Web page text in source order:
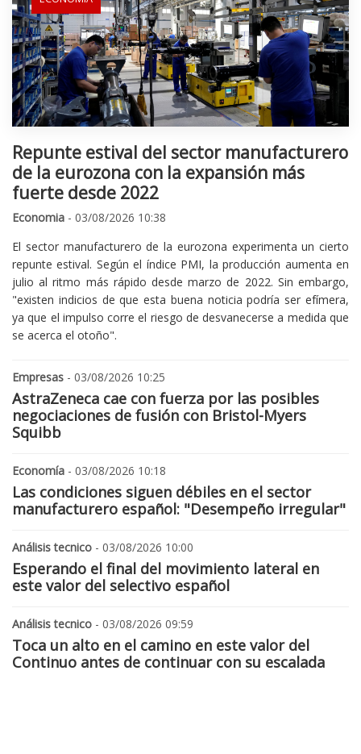
Repunte estival del sector manufacturero
de la eurozona con la expansión más
fuerte desde 2022
Economia - 03/08/2026 10:38
El sector manufacturero de la eurozona experimenta un cierto
repunte estival. Según el índice PMI, la producción aumenta en
julio al ritmo más rápido desde marzo de 2022. Sin embargo,
"existen indicios de que esta buena noticia podría ser efímera,
ya que el impulso corre el riesgo de desvanecerse a medida que
se acerca el otoño".
Empresas - 03/08/2026 10:25
AstraZeneca cae con fuerza por las posibles
negociaciones de fusión con Bristol-Myers
Squibb
Economía - 03/08/2026 10:18
Las condiciones siguen débiles en el sector
manufacturero español: "Desempeño irregular"
Análisis tecnico - 03/08/2026 10:00
Esperando el final del movimiento lateral en
este valor del selectivo español
Análisis tecnico - 03/08/2026 09:59
Toca un alto en el camino en este valor del
Continuo antes de continuar con su escalada